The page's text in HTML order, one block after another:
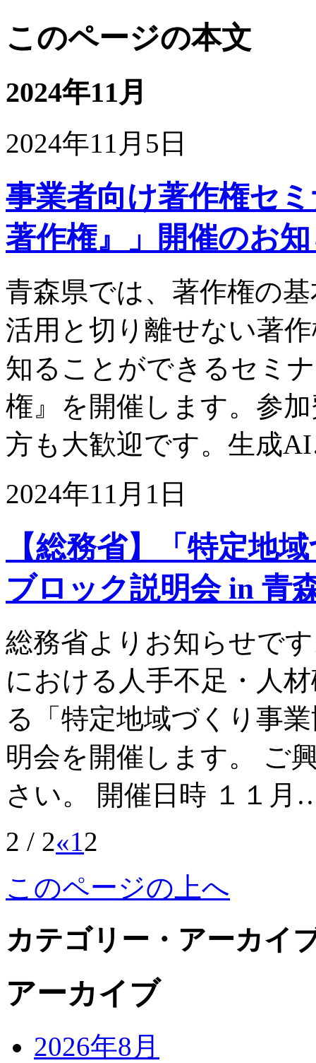
このページの本文
2024年11月
2024年11月5日
事業者向け著作権セ
著作権』」開催のお
青森県では、著作権の
活用と切り離せない著
知ることができるセミ
権』を開催します。参
方も大歓迎です。生成
2024年11月1日
【総務省】「特定地
ブロック説明会 in 青
総務省よりお知らせで
における人手不足・人
る「特定地域づくり事
明会を開催します。 ご
さい。 開催日時 １１
2 / 2«12
このページの上へ
カテゴリー・アーカイ
アーカイブ
2026年8月